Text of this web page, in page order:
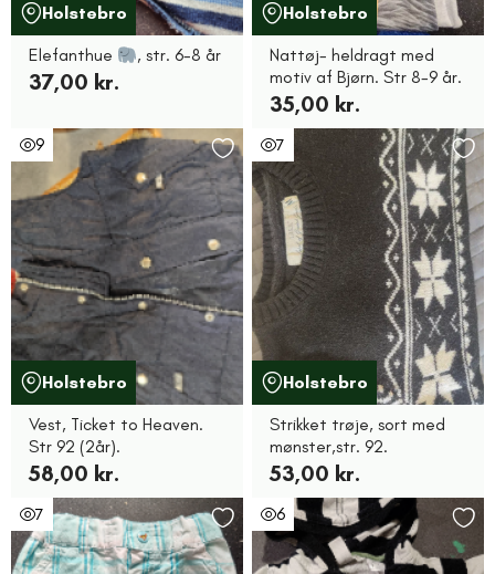
Holstebro
Elefanthue
, str. 6-8 år
37,00 kr.
Holstebro
Nattøj- heldragt med
motiv af Bjørn. Str 8-9 år.
35,00 kr.
9
Holstebro
Vest, Ticket to Heaven.
Str 92 (2år).
58,00 kr.
7
Holstebro
Strikket trøje, sort med
mønster,str. 92.
53,00 kr.
7 6